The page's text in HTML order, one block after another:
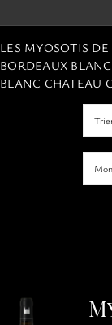
OFFRIR UNE
MON PANIER
LES MYOSOTIS
BORDEAUX
BLANC CHATEAU